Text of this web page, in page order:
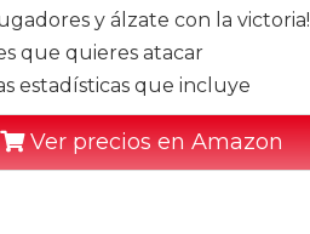
y álzate con la victoria!
que quieres atacar
estadísticas que incluye
Ver precios en Amazon